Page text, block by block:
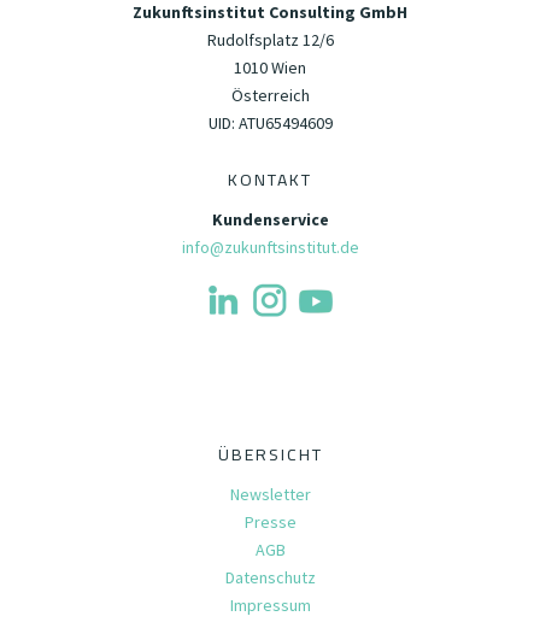
Zukunftsinstitut Consulting GmbH
Rudolfsplatz 12/6
1010 Wien
Österreich
UID: ATU65494609
KONTAKT
Kundenservice
info@zukunftsinstitut.de
ÜBERSICHT
Newsletter
Presse
AGB
Datenschutz
Impressum